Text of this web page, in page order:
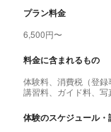
プラン料金
6,500円〜
料金に含まれるもの
体験料、消費税（登録
講習料、ガイド料、
体験のスケジュール・